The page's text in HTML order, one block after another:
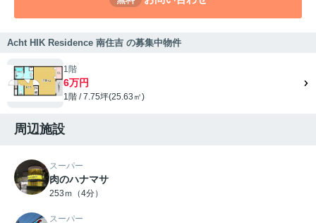
Acht HIK Residence 南住吉 の募集中物件
1階
6万円
1階 / 7.75坪(25.63㎡)
周辺施設
スーパー
肉のハナマサ
253ｍ（4分）
スーパー